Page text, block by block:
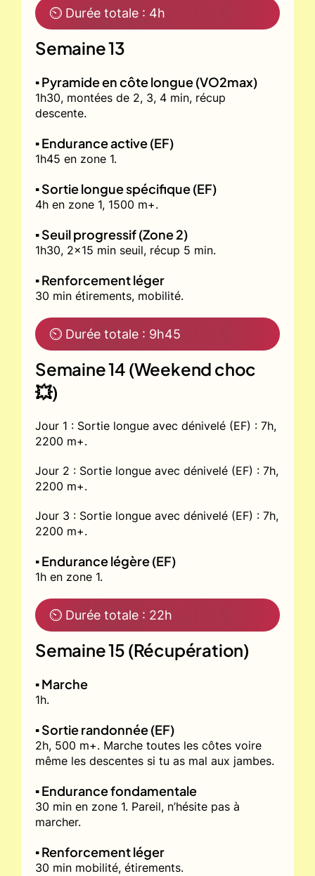
⏲ Durée totale : 4h
Semaine 13
▪️ Pyramide en côte longue (VO2max)
1h30, montées de 2, 3, 4 min, récup
descente.
▪️ Endurance active (EF)
1h45 en zone 1.
▪️ Sortie longue spécifique (EF)
4h en zone 1, 1500 m+.
▪️ Seuil progressif (Zone 2)
1h30, 2x15 min seuil, récup 5 min.
▪️ Renforcement léger
30 min étirements, mobilité.
⏲ Durée totale : 9h45
Semaine 14 (Weekend choc
💥)
Jour 1 : Sortie longue avec dénivelé (EF) : 7h,
2200 m+.
Jour 2 : Sortie longue avec dénivelé (EF) : 7h,
2200 m+.
Jour 3 : Sortie longue avec dénivelé (EF) : 7h,
2200 m+.
▪️ Endurance légère (EF)
1h en zone 1.
⏲ Durée totale : 22h
Semaine 15 (Récupération)
▪️ Marche
1h.
▪️ Sortie randonnée (EF)
2h, 500 m+. Marche toutes les côtes voire
même les descentes si tu as mal aux jambes.
▪️ Endurance fondamentale
30 min en zone 1. Pareil, n’hésite pas à
marcher.
▪️ Renforcement léger
30 min mobilité, étirements.